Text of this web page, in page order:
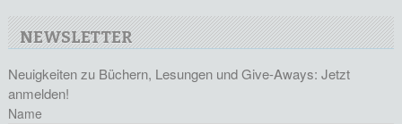
NEWSLETTER
Neuigkeiten zu Büchern, Lesungen und Give-Aways: Jetzt
anmelden!
Name